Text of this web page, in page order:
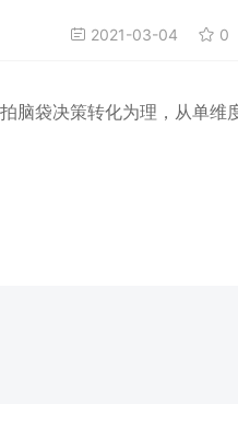
2021-03-04 0
袋决策转化为理，从单维